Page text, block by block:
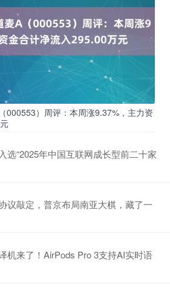
000553）周评：本周涨9.37%，主力资
选“2025年中国互联网成长型前二十家
议敲定，普京布局南亚大棋，藏了一
机来了！AirPods Pro 3支持AI实时语